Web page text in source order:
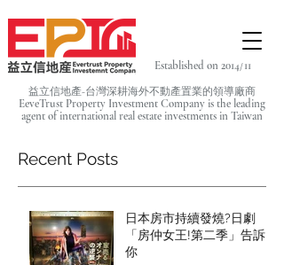
益立信地產-台灣深耕海外不動產置業的領導廠商
EeveTrust Property Investment Company is the leading
agent ofinternational real estate investments in Taiwan
Established on 2014/11
Recent Posts
日本房市持續發燒?日劇
「房仲女王!第二季」告訴
你